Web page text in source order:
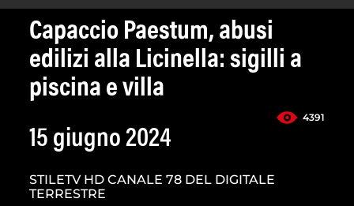
Capaccio Paestum, abusi
edilizi alla Licinella: sigilli a
piscina e villa
4391
15 giugno 2024
STILETV HD CANALE 78 DEL DIGITALE
TERRESTRE